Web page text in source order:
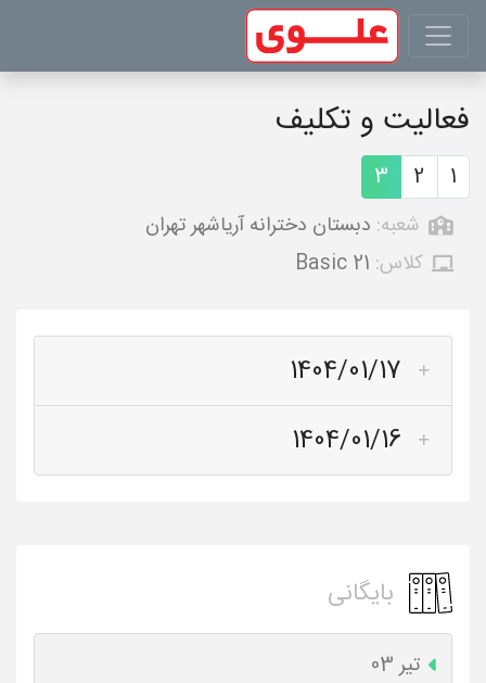
فعالیت و تکلیف
1
2
3
شعبه: دبستان دخترانه آریاشهر تهران
کلاس: Basic 21
1404/01/17
1404/01/16
بایگانی
تیر 03